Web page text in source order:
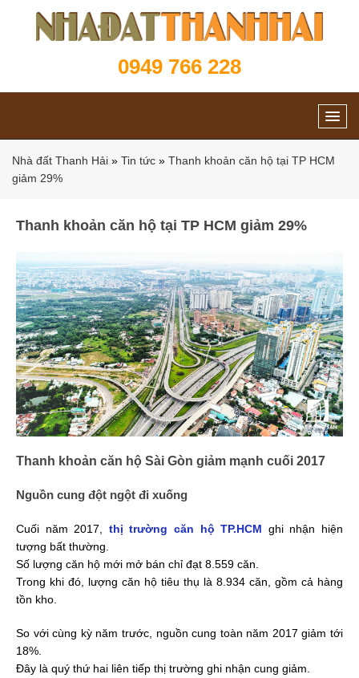
0949 766 228
Nhà đất Thanh Hải » Tin tức » Thanh khoản căn hộ tại TP HCM
giảm 29%
Thanh khoản căn hộ tại TP HCM giảm 29%
Thanh khoản căn hộ Sài Gòn giảm mạnh cuối 2017
Nguồn cung đột ngột đi xuống
Cuối năm 2017, thị trường căn hộ TP.HCM ghi nhận hiện
tượng bất thường.
Số lượng căn hộ mới mở bán chỉ đạt 8.559 căn.
Trong khi đó, lượng căn hộ tiêu thụ là 8.934 căn, gồm cả hàng
tồn kho.
So với cùng kỳ năm trước, nguồn cung toàn năm 2017 giảm tới
18%.
Đây là quý thứ hai liên tiếp thị trường ghi nhận cung giảm.